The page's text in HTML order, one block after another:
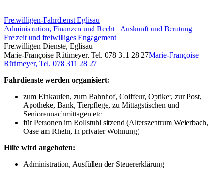
Freiwilligen-Fahrdienst Eglisau
Administration, Finanzen und Recht
Auskunft und Beratung
Freizeit und freiwilliges Engagement
Freiwilligen Dienste, Eglisau
Marie-Françoise Rütimeyer, Tel. 078 311 28 27Marie-Françoise
Rütimeyer, Tel. 078 311 28 27
Fahrdienste werden organisiert:
zum Einkaufen, zum Bahnhof, Coiffeur, Optiker, zur Post,
Apotheke, Bank, Tierpflege, zu Mittagstischen und
Seniorennachmittagen etc.
für Personen im Rollstuhl sitzend (Alterszentrum Weierbach,
Oase am Rhein, in privater Wohnung)
Hilfe wird angeboten:
Administration, Ausfüllen der Steuererklärung